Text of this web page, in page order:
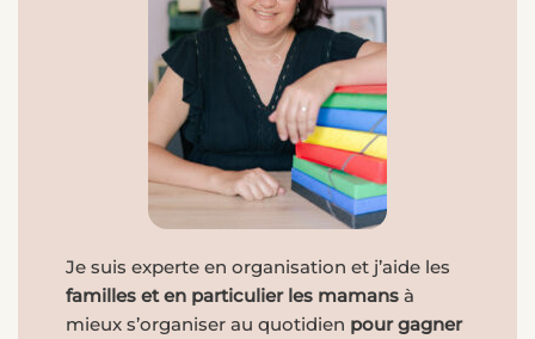
Je suis experte en organisation et j’aide les
familles et en particulier les mamans à
mieux s’organiser au quotidien pour gagner